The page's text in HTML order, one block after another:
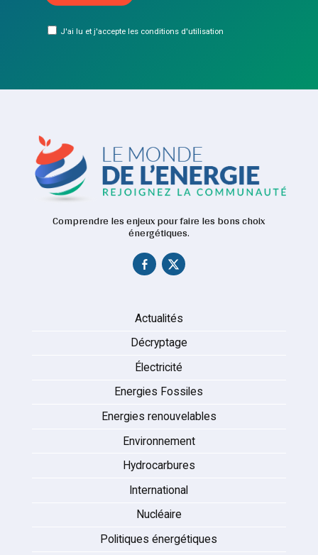
J'ai lu et j'accepte les conditions d'utilisation
Comprendre les enjeux pour faire les bons choix
énergétiques.
Actualités
Décryptage
Électricité
Energies Fossiles
Energies renouvelables
Environnement
Hydrocarbures
International
Nucléaire
Politiques énergétiques